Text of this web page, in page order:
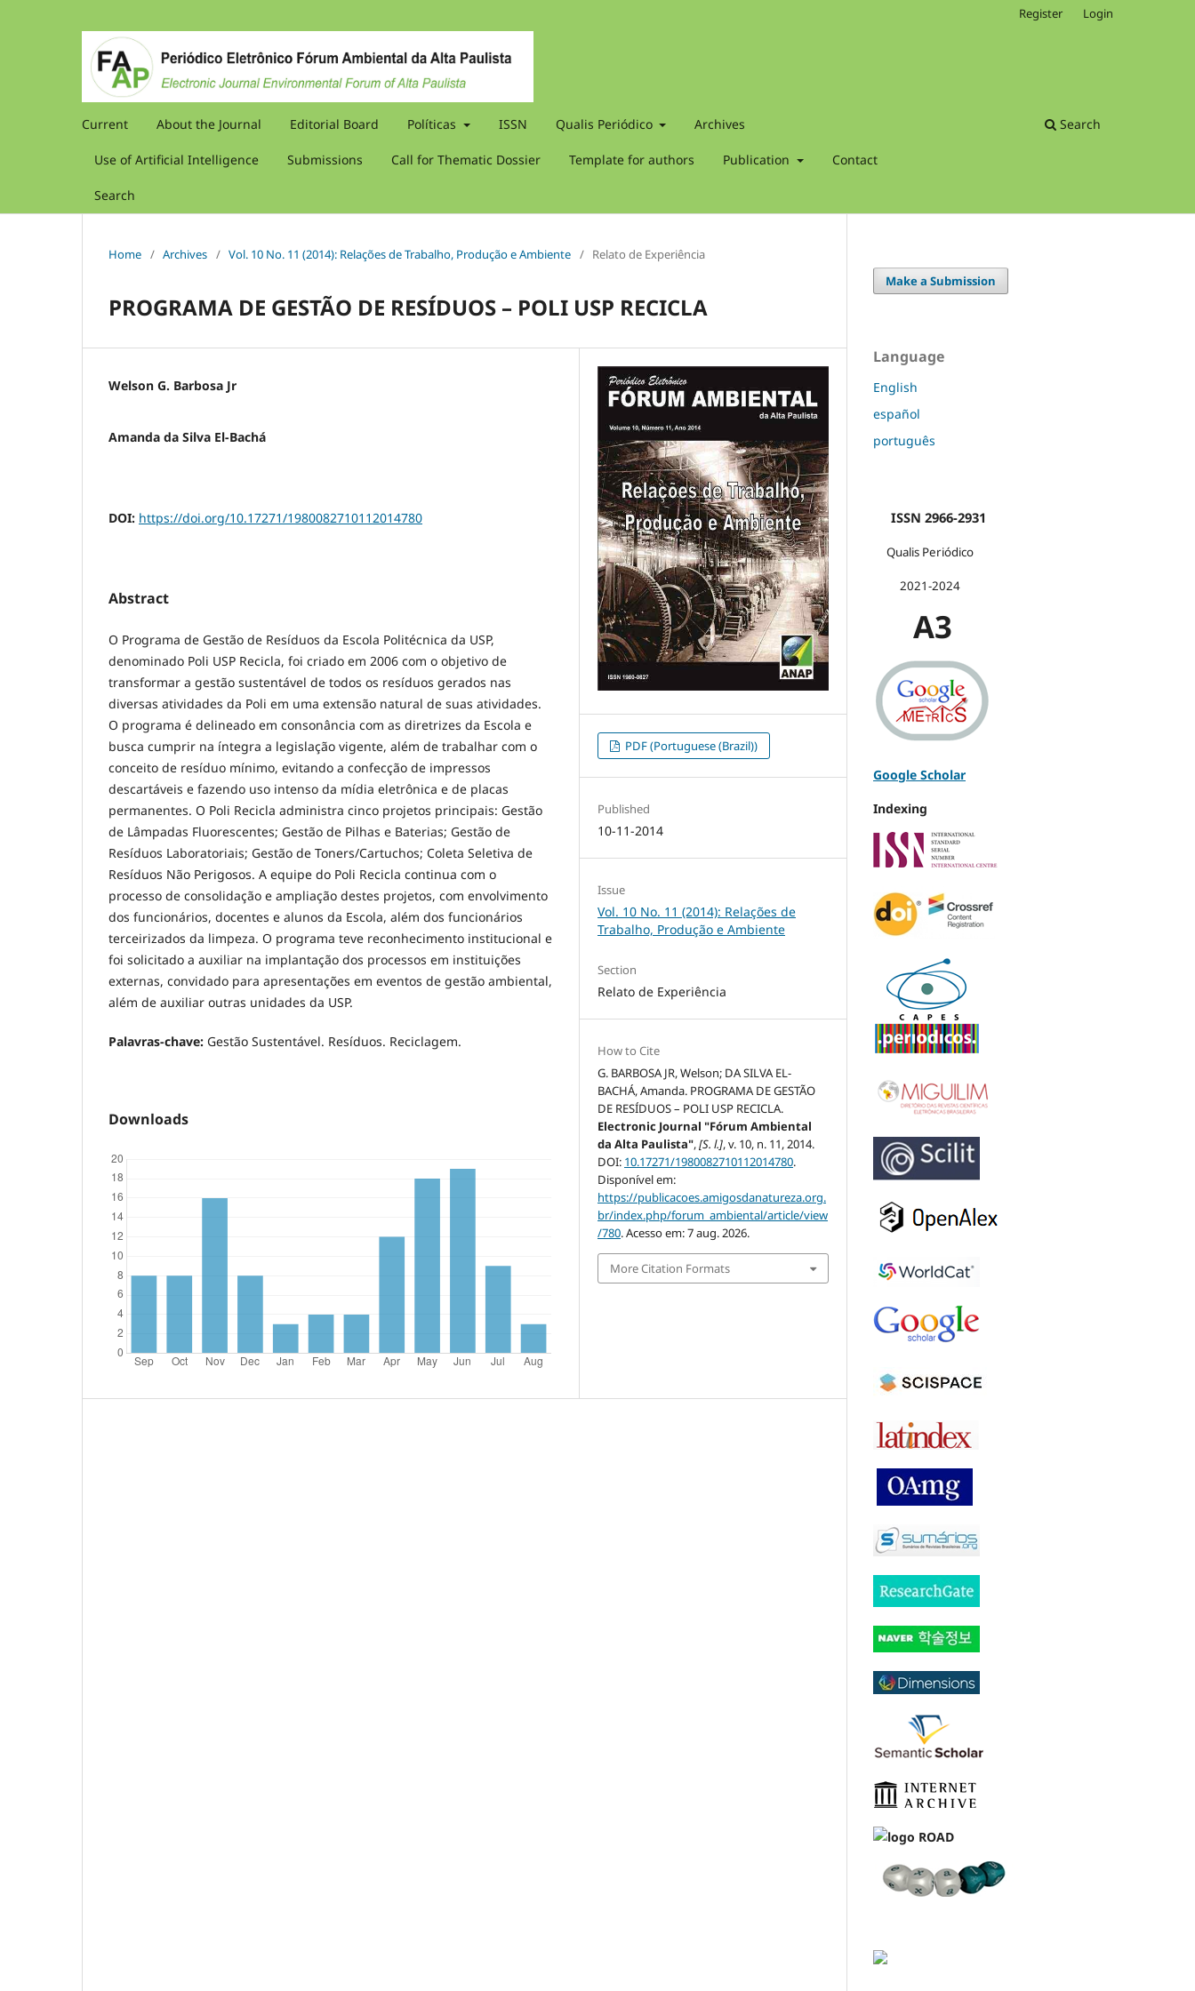
Current About the Journal Editorial Board Políticas ISSN Qualis Periódico Archives
Use of Artificial Intelligence Submissions Call for Thematic Dossier Template for authors Publication Contact
Search
Search
Register Login
Home / Archives / Vol. 10 No. 11 (2014): Relações de Trabalho, Produção e Ambiente / Relato de Experiência
PROGRAMA DE GESTÃO DE RESÍDUOS – POLI USP RECICLA
Welson G. Barbosa Jr
Amanda da Silva El-Bachá
DOI: https://doi.org/10.17271/1980082710112014780
Abstract
O Programa de Gestão de Resíduos da Escola Politécnica da USP,
denominado Poli USP Recicla, foi criado em 2006 com o objetivo de
transformar a gestão sustentável de todos os resíduos gerados nas
diversas atividades da Poli em uma extensão natural de suas atividades.
O programa é delineado em consonância com as diretrizes da Escola e
busca cumprir na íntegra a legislação vigente, além de trabalhar com o
conceito de resíduo mínimo, evitando a confecção de impressos
descartáveis e fazendo uso intenso da mídia eletrônica e de placas
permanentes. O Poli Recicla administra cinco projetos principais: Gestão
de Lâmpadas Fluorescentes; Gestão de Pilhas e Baterias; Gestão de
Resíduos Laboratoriais; Gestão de Toners/Cartuchos; Coleta Seletiva de
Resíduos Não Perigosos. A equipe do Poli Recicla continua com o
processo de consolidação e ampliação destes projetos, com envolvimento
dos funcionários, docentes e alunos da Escola, além dos funcionários
terceirizados da limpeza. O programa teve reconhecimento institucional e
foi solicitado a auxiliar na implantação dos processos em instituições
externas, convidado para apresentações em eventos de gestão ambiental,
além de auxiliar outras unidades da USP.
Palavras-chave: Gestão Sustentável. Resíduos. Reciclagem.
Downloads
PDF (Portuguese (Brazil))
Published
10-11-2014
Issue
Vol. 10 No. 11 (2014): Relações de
Trabalho, Produção e Ambiente
Section
Relato de Experiência
How to Cite
G. BARBOSA JR, Welson; DA SILVA EL-
BACHÁ, Amanda. PROGRAMA DE GESTÃO
DE RESÍDUOS – POLI USP RECICLA.
Electronic Journal "Fórum Ambiental
da Alta Paulista",[S. l.], v. 10, n. 11, 2014.
DOI: 10.17271/1980082710112014780.
Disponível em:
https://publicacoes.amigosdanatureza.org.
br/index.php/forum_ambiental/article/view
/780. Acesso em: 7 aug. 2026.
More Citation Formats
Make a Submission
Language
English
español
português
ISSN 2966-2931
Qualis Periódico
2021-2024
A3
Google Scholar
Indexing